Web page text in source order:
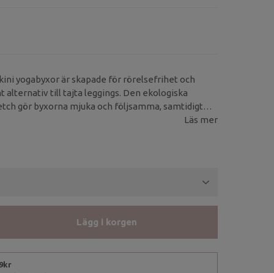
yogabyxor är skapade för rörelsefrihet och
alternativ till tajta leggings. Den ekologiska
gör byxorna mjuka och följsamma, samtidigt
Läs mer
Lägg i korgen